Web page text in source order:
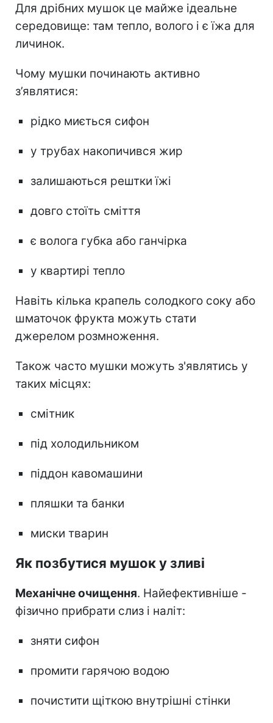
Для дрібних мушок це майже ідеальне
середовище: там тепло, волого і є їжа для
личинок.
Чому мушки починають активно
з’являтися:
рідко миється сифон
у трубах накопичився жир
залишаються рештки їжі
довго стоїть сміття
є волога губка або ганчірка
у квартирі тепло
Навіть кілька крапель солодкого соку або
шматочок фрукта можуть стати
джерелом розмноження.
Також часто мушки можуть з'являтись у
таких місцях:
смітник
під холодильником
піддон кавомашини
пляшки та банки
миски тварин
Як позбутися мушок у зливі
Механічне очищення. Найефективніше -
фізично прибрати слиз і наліт:
зняти сифон
промити гарячою водою
почистити щіткою внутрішні стінки